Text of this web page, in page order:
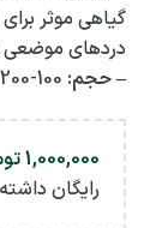
گیاهی موثر
دردهای موضعی
– حجم:
1,000,000
رایگان